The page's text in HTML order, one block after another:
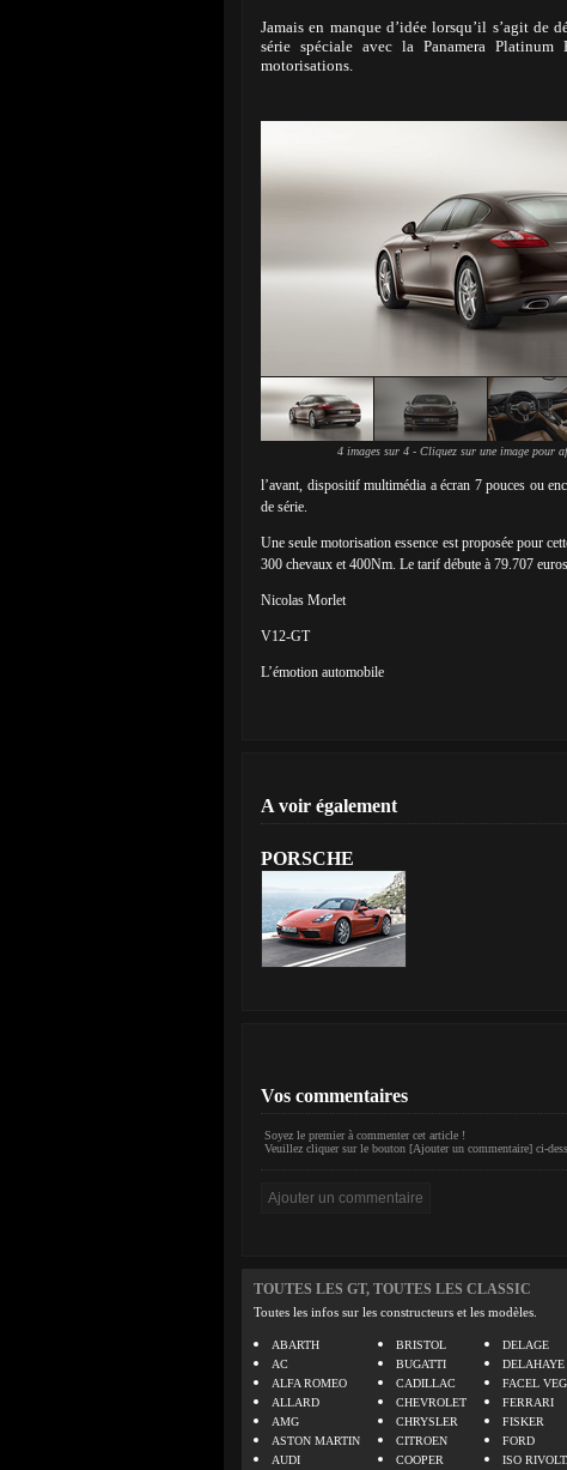
Jamais en manque d’idée lorsqu’il s’agit de
série spéciale avec la Panamera
motorisations.
4 images sur 4 - Cliquez sur une image pour
l’avant, dispositif multimédia a écran 7 pouces ou
de série.
Une seule motorisation essence est proposée pour
300 chevaux et 400Nm. Le tarif débute à 79.707
Nicolas Morlet
V12-GT
L’émotion automobile
A voir également
PORSCHE
Vos commentaires
Soyez le premier à commenter cet article !
Veuillez cliquer sur le bouton [Ajouter un commentaire] ci-
TOUTES LES GT, TOUTES LES CLASSIC
Toutes les infos sur les constructeurs et les modèles.
ABARTH
AC
ALFA ROMEO
ALLARD
AMG
ASTON MARTIN
AUDI
BRISTOL
BUGATTI
CADILLAC
CHEVROLET
CHRYSLER
CITROEN
COOPER
DELAGE
DELAHAYE
FACEL
FERRARI
FISKER
FORD
ISO